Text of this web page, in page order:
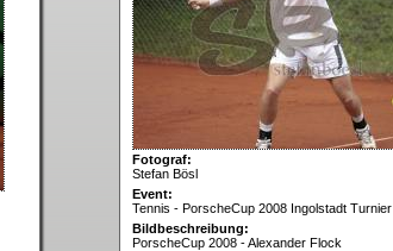
Fotograf:
Stefan Bösl
Event:
Tennis - PorscheCup 2008 Ingolstadt Turnier
Bildbeschreibung:
PorscheCup 2008 - Alexander Flock